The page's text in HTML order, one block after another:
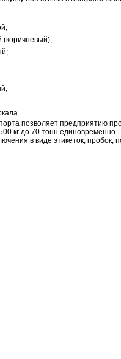
(коричневый);
позволяет предприятию
кг до 70 тонн единовременно.
в виде этикеток, пробок,